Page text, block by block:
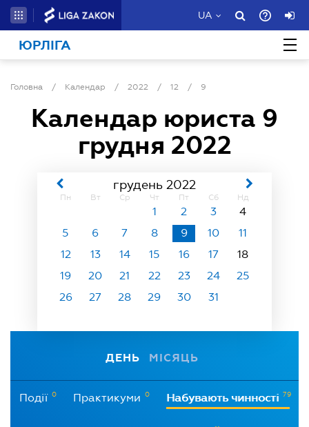
UA
ЮРЛІГА
Головна / Календар / 2022 / 12 / 9
Календар юриста 9
грудня 2022
грудень 2022
Пн Вт Ср Чт Пт Сб Нд
1 2 3
4
5
6 7 8 9 10
11
12
13 14 15 16 17
18
19
20 21 22 23 24
25
26
27 28 29 30 31
ДЕНЬ МІСЯЦЬ
Події 0 Практикуми 0 Набувають чинності 79